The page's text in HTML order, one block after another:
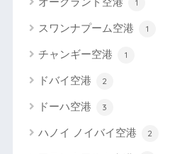
1
スワンナプーム空港 1
チャンギー空港 1
ドバイ空港 2
ドーハ空港 3
ハノイ ノイバイ空港 2